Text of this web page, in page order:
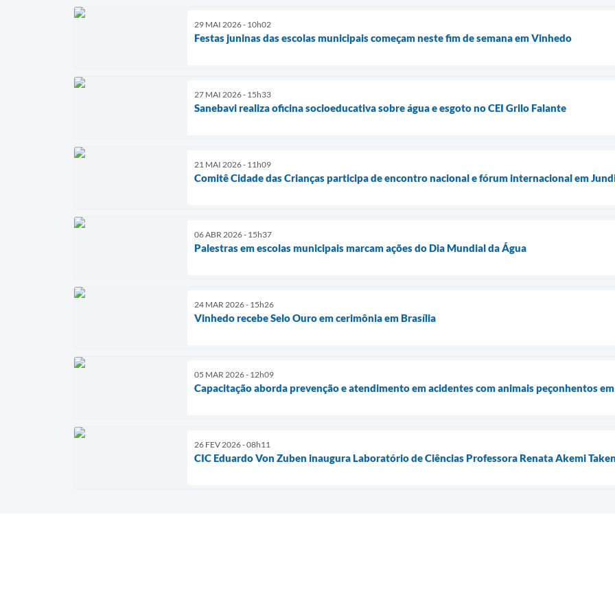
29 MAI 2026 - 10h02
Festas juninas das escolas municipais começam neste fim de semana em Vinhedo
27 MAI 2026 - 15h33
Sanebavi realiza oficina socioeducativa sobre água e esgoto no CEI Grilo Falante
21 MAI 2026 - 11h09
Comitê Cidade das Crianças participa de encontro nacional e fórum internacional em
06 ABR 2026 - 15h37
Palestras em escolas municipais marcam ações do Dia Mundial da Água
24 MAR 2026 - 15h26
Vinhedo recebe Selo Ouro em cerimônia em Brasília
05 MAR 2026 - 12h09
Capacitação aborda prevenção e atendimento em acidentes com animais peçonhentos
26 FEV 2026 - 08h11
CIC Eduardo Von Zuben inaugura Laboratório de Ciências Professora Renata Akemi